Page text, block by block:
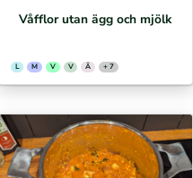
Våfflor utan ägg och mjölk
L M V V Ä + 7